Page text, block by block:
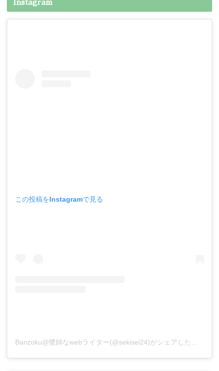
Instagram
この投稿をInstagramで見る
Banzoku@鷺師なwebライター(@sekisei24)がシェアした投稿